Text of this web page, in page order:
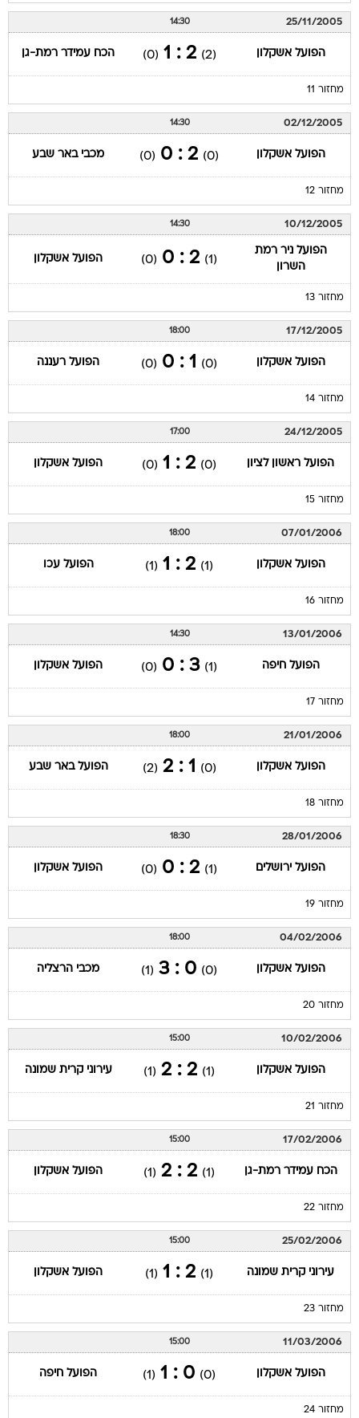
25/11/2005
14:30
הפועל אשקלון (2)
2 : 1
(0) הכח עמידר רמת-גן
מחזור 11
02/12/2005
14:30
הפועל אשקלון (0)
2 : 0
(0) מכבי באר שבע
מחזור 12
10/12/2005
14:30
הפועל ניר רמת
השרון
(1)
2 : 0
(0) הפועל אשקלון
מחזור 13
17/12/2005
18:00
הפועל אשקלון (0)
1 : 0
(0) הפועל רעננה
מחזור 14
24/12/2005
17:00
הפועל ראשון לציון (0)
2 : 1
(0) הפועל אשקלון
מחזור 15
07/01/2006
18:00
הפועל אשקלון (1)
2 : 1
(1) הפועל עכו
מחזור 16
13/01/2006
14:30
הפועל חיפה (1)
3 : 0
(0) הפועל אשקלון
מחזור 17
21/01/2006
18:00
הפועל אשקלון (0)
1 : 2
(2) הפועל באר שבע
מחזור 18
28/01/2006
18:30
הפועל ירושלים (1)
2 : 0
(0) הפועל אשקלון
מחזור 19
04/02/2006
18:00
הפועל אשקלון (0)
0 : 3
(1) מכבי הרצליה
מחזור 20
10/02/2006
15:00
הפועל אשקלון (1)
2 : 2
(1) עירוני קרית שמונה
מחזור 21
17/02/2006
15:00
הכח עמידר רמת-גן (1)
2 : 2
(1) הפועל אשקלון
מחזור 22
25/02/2006
15:00
עירוני קרית שמונה (1)
2 : 1
(1) הפועל אשקלון
מחזור 23
11/03/2006
15:00
הפועל אשקלון (0)
0 : 1
(1) הפועל חיפה
מחזור 24